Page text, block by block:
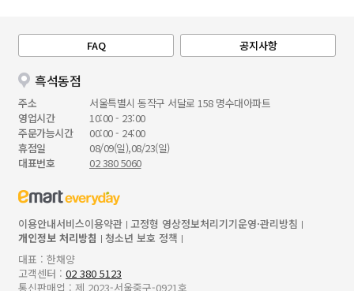
FAQ 공지사항
흑석동점
주소
서울특별시 동작구 서달로 158 명수대아파트
영업시간
10:00 - 23:00
주문가능시간
00:00 - 24:00
휴점일
08/09(일),08/23(일)
대표번호
02 380 5060
이용안내서비스이용약관 고정형 영상정보처리기기운영·관리방침
개인정보 처리방침
청소년 보호 정책
대표 : 한채양
고객센터 : 02 380 5123
통신판매업 : 제 2023-서울중구-0921호